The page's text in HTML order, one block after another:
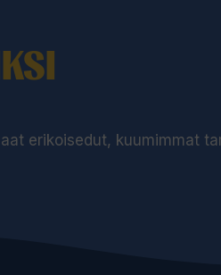
erikoisedut, kuumimmat